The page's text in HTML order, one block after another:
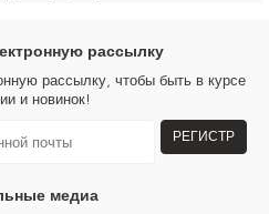
рассылку
рассылку, чтобы быть в курсе
и новинок!
РЕГИСТР
медиа